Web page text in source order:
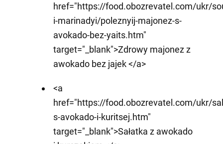
href="https://food.obozrevatel.com/ukr/
i-marinadyi/poleznyij-majonez-s-
avokado-bez-yaits.htm"
target="_blank">Zdrowy majonez z
awokado bez jajek </a>
<a
href="https://food.obozrevatel.com/ukr/
s-avokado-i-kuritsej.htm"
target="_blank">Sałatka z awokado